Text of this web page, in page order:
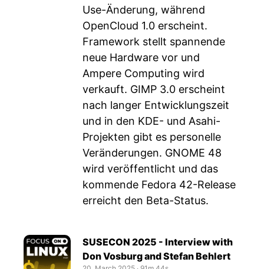
Use-Änderung, während
OpenCloud 1.0 erscheint.
Framework stellt spannende
neue Hardware vor und
Ampere Computing wird
verkauft. GIMP 3.0 erscheint
nach langer Entwicklungszeit
und in den KDE- und Asahi-
Projekten gibt es personelle
Veränderungen. GNOME 48
wird veröffentlicht und das
kommende Fedora 42-Release
erreicht den Beta-Status.
SUSECON 2025 - Interview with
Don Vosburg and Stefan Behlert